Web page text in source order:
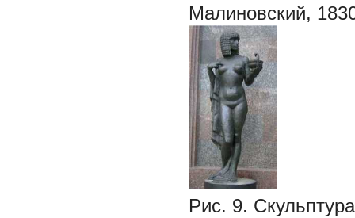
Малиновский,
Рис. 9.